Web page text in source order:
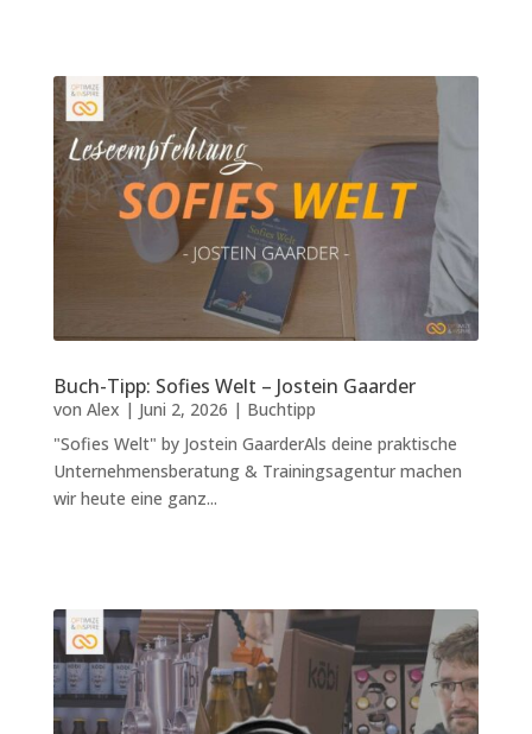
Buch-Tipp: Sofies Welt – Jostein Gaarder
von Alex | Juni 2, 2026 | Buchtipp
"Sofies Welt" by Jostein GaarderAls deine praktische
Unternehmensberatung & Trainingsagentur machen
wir heute eine ganz...